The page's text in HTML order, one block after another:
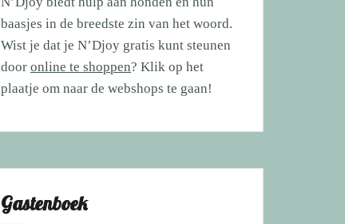
baasjes in de breedste zin van het woord.
Wist je dat je N’Djoy gratis kunt steunen
door online te shoppen? Klik op het
plaatje om naar de webshops te gaan!
Gastenboek